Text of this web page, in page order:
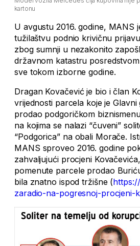
kartonu
U avgustu 2016. godine, MANS
tužilaštvu podnio krivičnu
zbog sumnji u nezakonito
državnom katastru
sve tokom izborne godine.
Dragan Kovačević je bio i član
vrijednosti parcela koje je
prodao podgoričkom
na kojima se nalazi “čuveni”
“Podgorica” na obali Morače.
MANS sproveo 2016. godine
zahvaljujući procjeni
pomenute parcele prodao
bila znatno ispod tržišne (
zaradio-na-pogresnoj-procjeni-